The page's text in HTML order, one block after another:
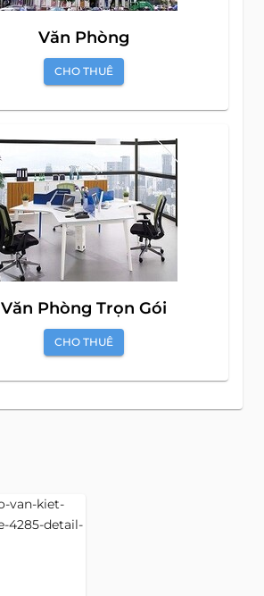
Văn Phòng
CHO THUÊ
Văn Phòng Trọn Gói
CHO THUÊ